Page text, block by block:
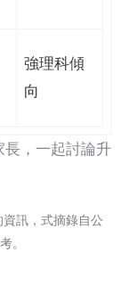
強理科傾
向
長，一起討論升
訊，式摘錄自公
。